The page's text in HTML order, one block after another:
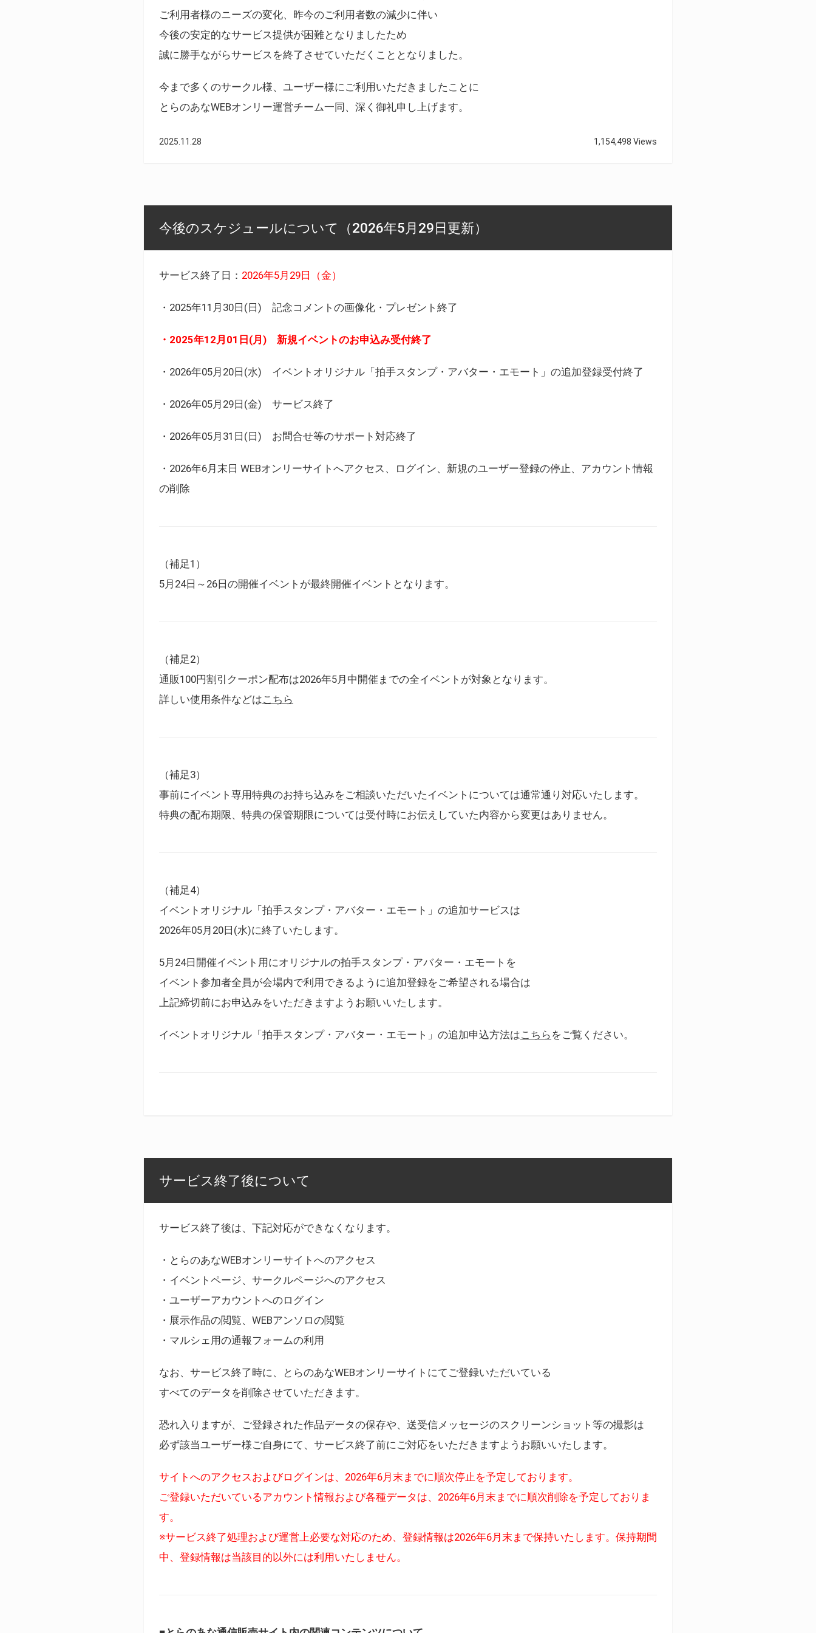
ご利用者様のニーズの変化、昨今のご利用者数の減少に伴い
今後の安定的なサービス提供が困難となりましたため
誠に勝手ながらサービスを終了させていただくこととなりました。
今まで多くのサークル様、ユーザー様にご利用いただきましたことに
とらのあなWEBオンリー運営チーム一同、深く御礼申し上げます。
2025.11.28 1,154,498 Views
今後のスケジュールについて（2026年5月29日更新）
サービス終了日： 2026年5月29日（金）
・2025年11月30日(日) 記念コメントの画像化・プレゼント終了
・2025年12月01日(月) 新規イベントのお申込み受付終了
・2026年05月20日(水) イベントオリジナル「拍手スタンプ・アバター・エモート」の追加登録受付終了
・2026年05月29日(金) サービス終了
・2026年05月31日(日) お問合せ等のサポート対応終了
・2026年6月末日 WEBオンリーサイトへアクセス、ログイン、新規のユーザー登録の停止、アカウント情報
の削除
（補足1）
5月24日～26日の開催イベントが最終開催イベントとなります。
（補足2）
通販100円割引クーポン配布は2026年5月中開催までの全イベントが対象となります。
詳しい使用条件などはこちら
（補足3）
事前にイベント専用特典のお持ち込みをご相談いただいたイベントについては通常通り対応いたします。
特典の配布期限、特典の保管期限については受付時にお伝えしていた内容から変更はありません。
（補足4）
イベントオリジナル「拍手スタンプ・アバター・エモート」の追加サービスは
2026年05月20日(水)に終了いたします。
5月24日開催イベント用にオリジナルの拍手スタンプ・アバター・エモートを
イベント参加者全員が会場内で利用できるように追加登録をご希望される場合は
上記締切前にお申込みをいただきますようお願いいたします。
イベントオリジナル「拍手スタンプ・アバター・エモート」の追加申込方法はこちら をご覧ください。
サービス終了後について
サービス終了後は、下記対応ができなくなります。
・とらのあなWEBオンリーサイトへのアクセス
・イベントページ、サークルページへのアクセス
・ユーザーアカウントへのログイン
・展示作品の閲覧、WEBアンソロの閲覧
・マルシェ用の通報フォームの利用
なお、サービス終了時に、とらのあなWEBオンリーサイトにてご登録いただいている
すべてのデータを削除させていただきます。
恐れ入りますが、ご登録された作品データの保存や、送受信メッセージのスクリーンショット等の撮影は
必ず該当ユーザー様ご自身にて、サービス終了前にご対応をいただきますようお願いいたします。
サイトへのアクセスおよびログインは、2026年6月末までに順次停止を予定しております。
ご登録いただいているアカウント情報および各種データは、2026年6月末までに順次削除を予定しておりま
す。
※サービス終了処理および運営上必要な対応のため、登録情報は2026年6月末まで保持いたします。保持期間
中、登録情報は当該目的以外には利用いたしません。